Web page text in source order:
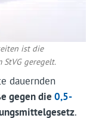
ist die
StVG geregelt.
dauernden
gegen die 0,5-
.